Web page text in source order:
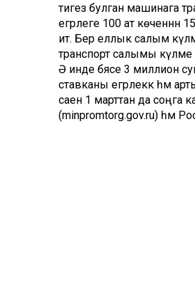
тигез булган машинага
егәрлеге 100 ат көченнән
итә. Бер еллык салым
транспорт салымы
Ә инде бәясе 3 миллион
ставканы егәрлеккә һәм
саен 1 марттан да соңга
(minpromtorg.gov.ru) һәм